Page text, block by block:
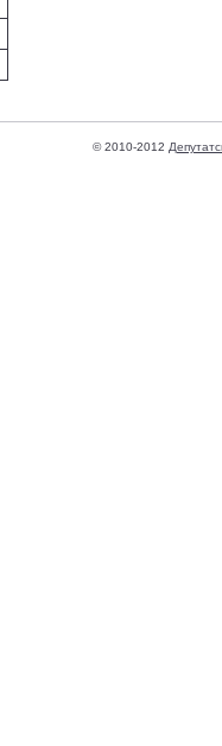
© 2010-2012